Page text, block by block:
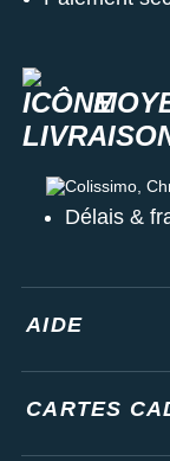
Colissimo,
Délais &
AIDE
CARTES